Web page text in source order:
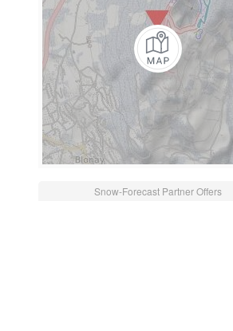
Snow-Forecast Partner Offers